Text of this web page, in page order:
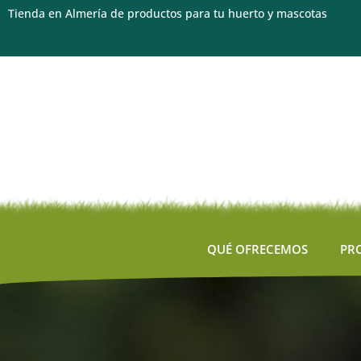
Tienda en Almería de productos para tu huerto y mascotas
QUÉ OFRECEMOS